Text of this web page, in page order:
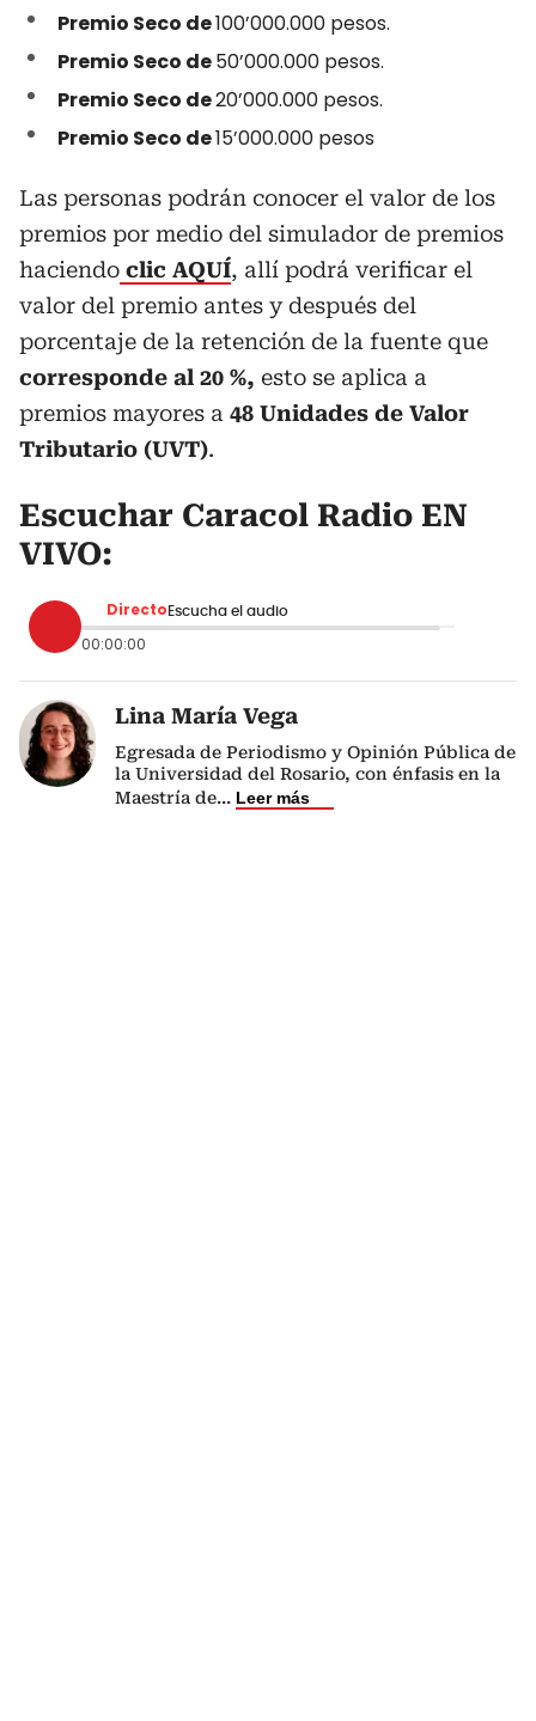
Premio Seco de100’000.000 pesos.
Premio Seco de50’000.000 pesos.
Premio Seco de20’000.000 pesos.
Premio Seco de15’000.000 pesos
Las personas podrán conocer el valor de los
premios por medio del simulador de premios
haciendo clic AQUÍ, allí podrá verificar el
valor del premio antes y después del
porcentaje de la retención de la fuente que
corresponde al 20 %, esto se aplica a
premios mayores a 48 Unidades de Valor
Tributario (UVT).
Escuchar Caracol Radio EN
VIVO:
Directo Escucha el audio
00:00:00
Lina María Vega
Egresada de Periodismo y Opinión Pública de
la Universidad del Rosario, con énfasis en la
Maestría de... Leer más